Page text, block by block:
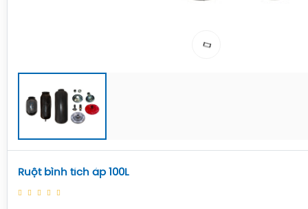
Ruột bình tích áp 100L